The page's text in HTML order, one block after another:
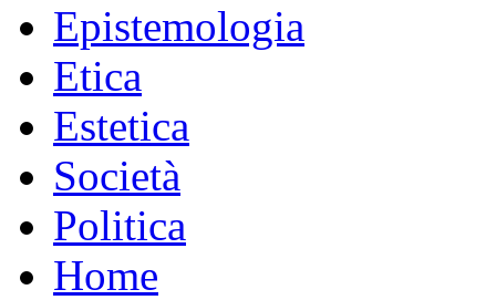
Epistemologia
Etica
Estetica
Società
Politica
Home